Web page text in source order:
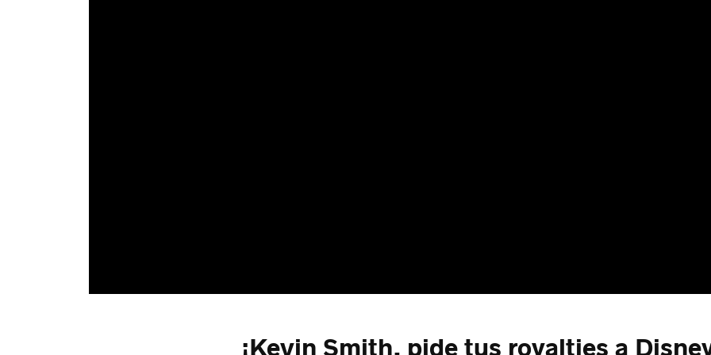
¡Kevin Smith, pide tus royalties a